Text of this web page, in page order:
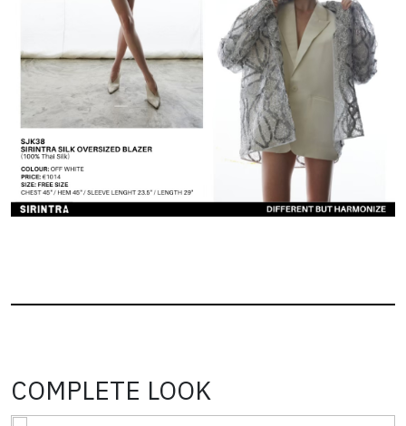
COMPLETE LOOK